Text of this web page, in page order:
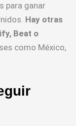
para ganar
Hay otras
Beat o
como México,